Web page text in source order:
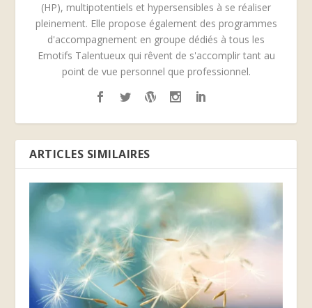
(HP), multipotentiels et hypersensibles à se réaliser
pleinement. Elle propose également des programmes
d'accompagnement en groupe dédiés à tous les
Emotifs Talentueux qui rêvent de s'accomplir tant au
point de vue personnel que professionnel.
ARTICLES SIMILAIRES